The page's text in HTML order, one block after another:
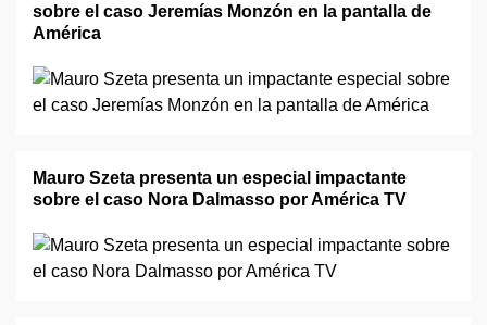
sobre el caso Jeremías Monzón en la pantalla de
América
Mauro Szeta presenta un especial impactante
sobre el caso Nora Dalmasso por América TV